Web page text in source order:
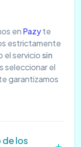
en Pazyte
estrictamente
el serviciosin
seleccionar el
garantizamos
de los